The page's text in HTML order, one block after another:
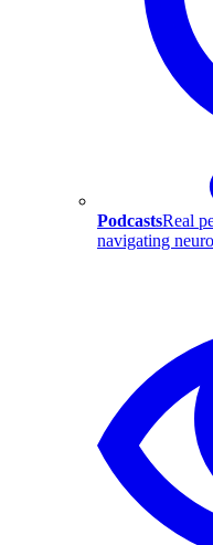
PodcastsReal
navigating